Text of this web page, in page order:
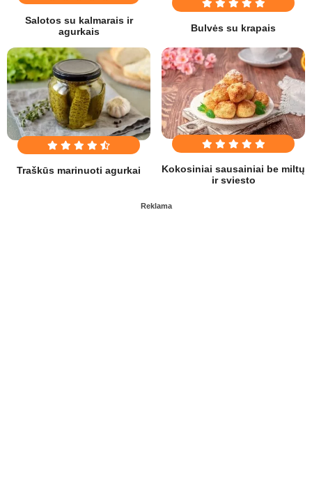
Salotos su kalmarais ir
agurkais
Bulvės su krapais
Traškūs marinuoti agurkai
Kokosiniai sausainiai be miltų
ir sviesto
Reklama